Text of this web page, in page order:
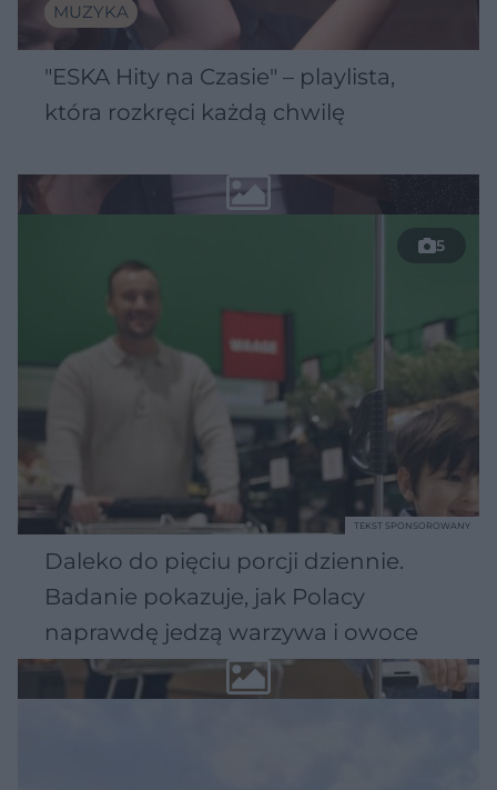
MUZYKA
"ESKA Hity na Czasie" – playlista,
która rozkręci każdą chwilę
5
Daleko do pięciu porcji dziennie.
Badanie pokazuje, jak Polacy
naprawdę jedzą warzywa i owoce
TEKST SPONSOROWANY